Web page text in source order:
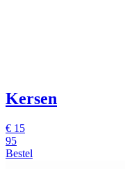
Kersen
€ 15
95
Bestel